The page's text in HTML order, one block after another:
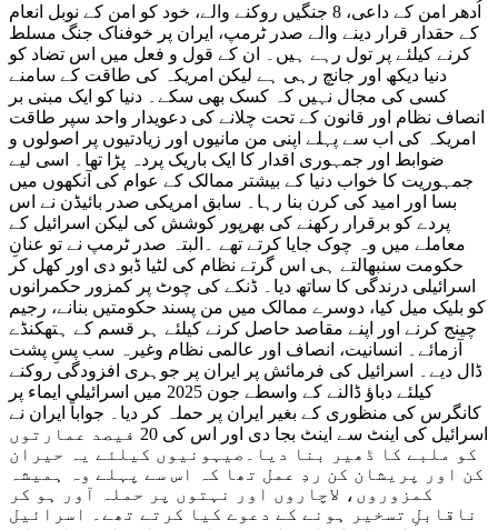
اُدھر امن کے داعی، 8 جنگیں روکنے والے، خود کو امن کے نوبل انعام
کے حقدار قرار دینے والے صدر ٹرمپ، ایران پر خوفناک جنگ مسلط
کرنے کیلئے پر تول رہے ہیں۔ ان کے قول و فعل میں اس تضاد کو
دنیا دیکھ اور جانچ رہی ہے لیکن امریکہ کی طاقت کے سامنے
کسی کی مجال نہیں کہ کسک بھی سکے۔ دنیا کو ایک مبنی بر
انصاف نظام اور قانون کے تحت چلانے کی دعویدار واحد سپر طاقت
امریکہ کی اب سے پہلے اپنی من مانیوں اور زیادتیوں پر اصولوں و
ضوابط اور جمہوری اقدار کا ایک باریک پردہ پڑا تھا۔ اسی لیے
جمہوریت کا خواب دنیا کے بیشتر ممالک کے عوام کی آنکھوں میں
بسا اور امید کی کرن بنا رہا۔ سابق امریکی صدر بائیڈن نے اس
پردے کو برقرار رکھنے کی بھرپور کوشش کی لیکن اسرائیل کے
معاملے میں وہ چوک جایا کرتے تھے ۔البتہ صدر ٹرمپ نے تو عنانِ
حکومت سنبھالتے ہی اس گرتے نظام کی لٹیا ڈبو دی اور کھل کر
اسرائیلی درندگی کا ساتھ دیا۔ ڈنکے کی چوٹ پر کمزور حکمرانوں
کو بلیک میل کیا، دوسرے ممالک میں من پسند حکومتیں بنانے، رجیم
چینج کرنے اور اپنے مقاصد حاصل کرنے کیلئے ہر قسم کے ہتھکنڈے
آزمائے۔ انسانیت، انصاف اور عالمی نظام وغیرہ سب پسِ پشت
ڈال دیے۔ اسرائیل کی فرمائش پر ایران پر جوہری افزودگی روکنے
کیلئے دباؤ ڈالنے کے واسطے جون 2025 میں اسرائیلی ایماء پر
کانگرس کی منظوری کے بغیر ایران پر حملہ کر دیا۔ جواباً ایران نے
اسرائیل کی اینٹ سے اینٹ بجا دی اور اس کی 20 فیصد عمارتوں
کو ملبے کا ڈھیر بنا دیا۔صیہونیوں کیلئے یہ حیران
کن اور پریشان کن ردِ عمل تھا کہ اس سے پہلے وہ ہمیشہ
کمزوروں، لاچاروں اور نہتوں پر حملہ آور ہو کر
ناقابلِ تسخیر ہونے کے دعوے کیا کرتے تھے۔ اسرائیل